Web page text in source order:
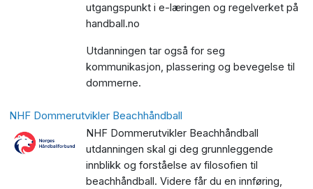
utgangspunkt i e-læringen og regelverket på
handball.no
Utdanningen tar også for seg
kommunikasjon, plassering og bevegelse til
dommerne.
NHF Dommerutvikler Beachhåndball
NHF Dommerutvikler Beachhåndball
utdanningen skal gi deg grunnleggende
innblikk og forståelse av filosofien til
beachhåndball. Videre får du en innføring,